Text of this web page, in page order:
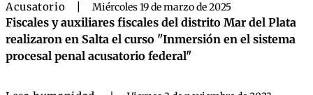
Acusatorio Miércoles 19 de marzo de 2025
Fiscales y auxiliares fiscales del distrito Mar del Plata
realizaron en Salta el curso "Inmersión en el sistema
procesal penal acusatorio federal"